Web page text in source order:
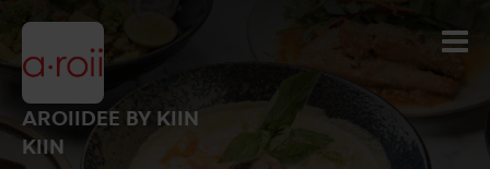
AROIIDEE BY KIIN
KIIN